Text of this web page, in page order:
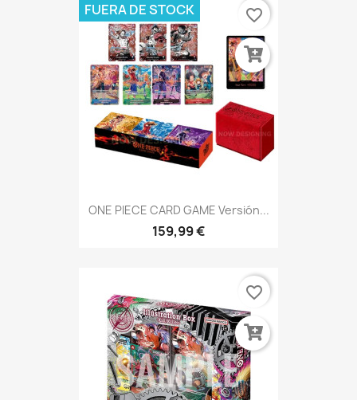
ONE PIECE CARD GAME Versión...
159,99 €
FUERA DE STOCK favorite_border
favorite_border